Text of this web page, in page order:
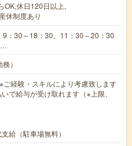
OK,休日120日以上,
休制度あり
：30～18：30、11：30～20：30
…
）
経験・スキルにより考慮致します
で給与が受け取れます（※上限、
給（駐車場無料）